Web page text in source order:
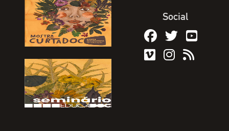
Social